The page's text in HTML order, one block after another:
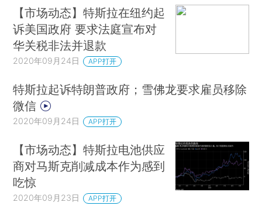
【市场动态】特斯拉在纽约起
诉美国政府 要求法庭宣布对
华关税非法并退款
2020年09月24日 APP打开
特斯拉起诉特朗普政府；雪佛龙要求雇员移除
微信
2020年09月24日 APP打开
【市场动态】特斯拉电池供应
商对马斯克削减成本作为感到
吃惊
2020年09月23日 APP打开